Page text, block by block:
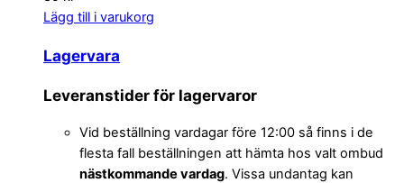
Lägg till i varukorg
Lagervara
Leveranstider för lagervaror
Vid beställning vardagar före 12:00 så finns i de
flesta fall beställningen att hämta hos valt ombud
nästkommande vardag. Vissa undantag kan